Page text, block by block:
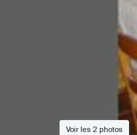
Voir les 2 photos